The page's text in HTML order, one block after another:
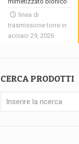
linea di
trasmissione torre in
acciaio 29, 2026
CERCA PRODOTTI